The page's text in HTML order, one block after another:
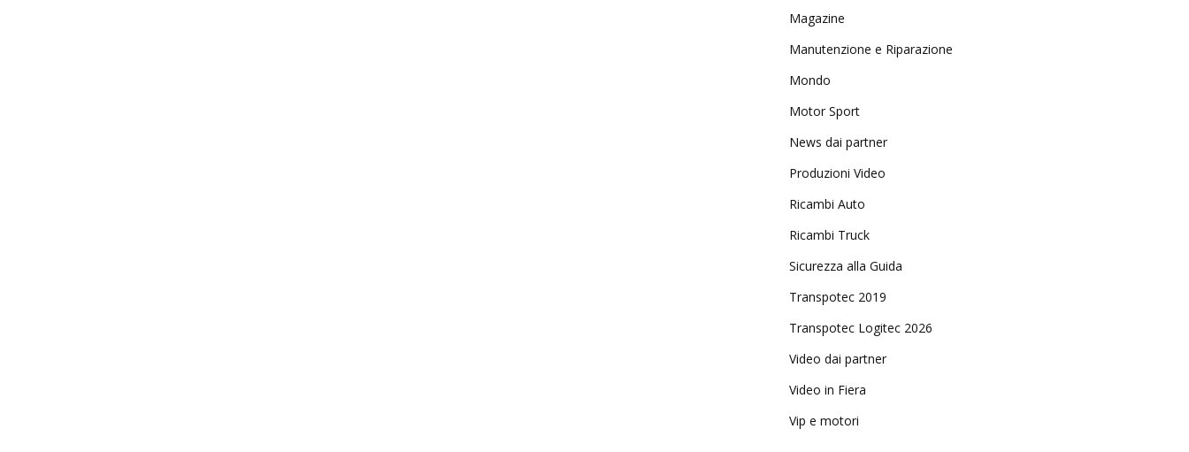
Magazine
Manutenzione e Riparazione
Mondo
Motor Sport
News dai partner
Produzioni Video
Ricambi Auto
Ricambi Truck
Sicurezza alla Guida
Transpotec 2019
Transpotec Logitec 2026
Video dai partner
Video in Fiera
Vip e motori